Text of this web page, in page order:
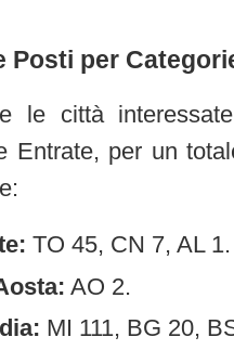
Posti per
le città
Entrate, per un
TO 45, CN 7, AL 1.
AO 2.
MI 111, BG 20,